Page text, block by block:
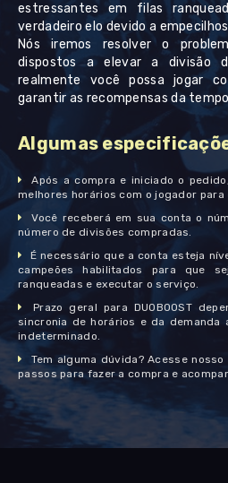
estressantes em filas
verdadeiro elo devido a
Nós iremos resolver o
dispostos a elevar a divisão
realmente você possa jogar
garantir as recompensas da
Algumas
Após a compra e iniciado o
melhores horários com o jogador para
Você receberá em sua conta o
número de divisões compradas.
É necessário que a conta esteja
campeões habilitados para que
ranqueadas e executar o serviço.
Prazo geral para DUOBOOST
sincronia de horários e da demanda
indeterminado.
Tem alguma dúvida? Acesse nosso
passos para fazer a compra e